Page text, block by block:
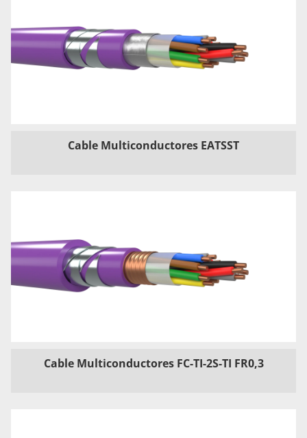
Cable Multiconductores EATSST
Cable Multiconductores FC-TI-2S-TI FR0,3